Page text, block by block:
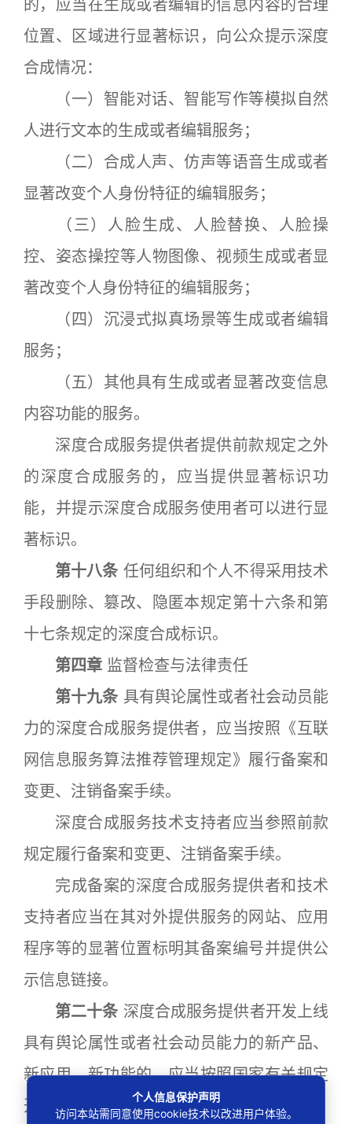
的，应当在生成或者编辑的信息内容的合理
位置、区域进行显著标识，向公众提示深度
合成情况：
（一）智能对话、智能写作等模拟自然
人进行文本的生成或者编辑服务；
（二）合成人声、仿声等语音生成或者
显著改变个人身份特征的编辑服务；
（三）人脸生成、人脸替换、人脸操
控、姿态操控等人物图像、视频生成或者显
著改变个人身份特征的编辑服务；
（四）沉浸式拟真场景等生成或者编辑
服务；
（五）其他具有生成或者显著改变信息
内容功能的服务。
深度合成服务提供者提供前款规定之外
的深度合成服务的，应当提供显著标识功
能，并提示深度合成服务使用者可以进行显
著标识。
第十八条 任何组织和个人不得采用技术
手段删除、篡改、隐匿本规定第十六条和第
十七条规定的深度合成标识。
第四章 监督检查与法律责任
第十九条 具有舆论属性或者社会动员能
力的深度合成服务提供者，应当按照《互联
网信息服务算法推荐管理规定》履行备案和
变更、注销备案手续。
深度合成服务技术支持者应当参照前款
规定履行备案和变更、注销备案手续。
完成备案的深度合成服务提供者和技术
支持者应当在其对外提供服务的网站、应用
程序等的显著位置标明其备案编号并提供公
示信息链接。
第二十条 深度合成服务提供者开发上线
具有舆论属性或者社会动员能力的新产品、
新应用、新功能的，应当按照国家有关规定
开展安全评估。个人信息保护声明
访问本站需同意使用cookie技术以改进用户体验。